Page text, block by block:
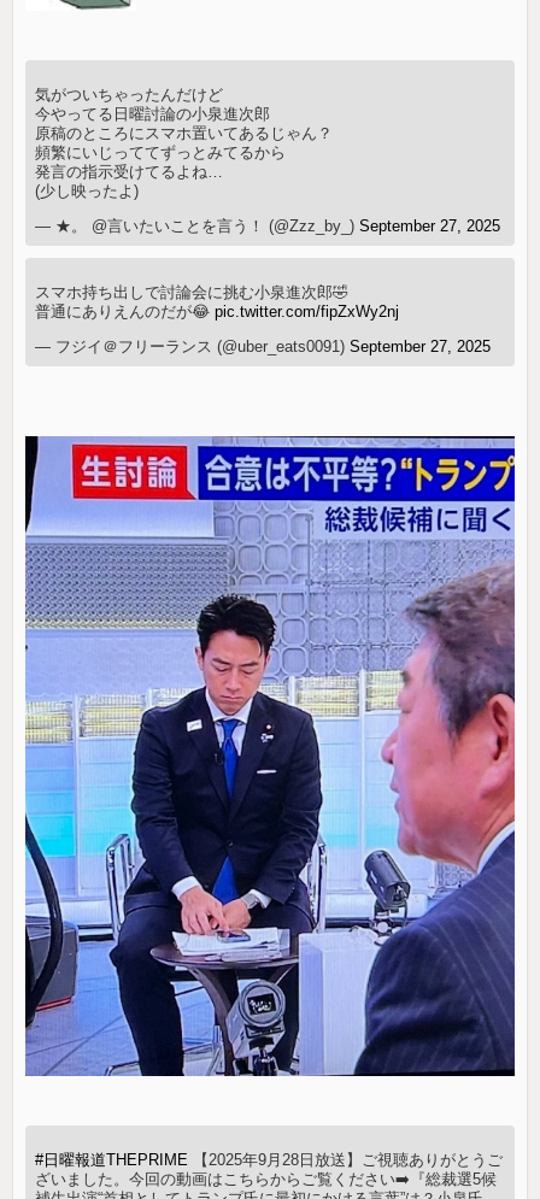
気がついちゃったんだけど
今やってる日曜討論の小泉進次郎
原稿のところにスマホ置いてあるじゃん？
頻繁にいじっててずっとみてるから
発言の指示受けてるよね…
(少し映ったよ)
— ★。 @言いたいことを言う！ (@Zzz_by_)September 27, 2025
スマホ持ち出しで討論会に挑む小泉進次郎🤣
普通にありえんのだが😂pic.twitter.com/fipZxWy2nj
— フジイ＠フリーランス (@uber_eats0091)September 27, 2025
#日曜報道THEPRIME 【2025年9月28日放送】ご視聴ありがとうご
ざいました。今回の動画はこちらからご覧ください➡️『総裁選5候